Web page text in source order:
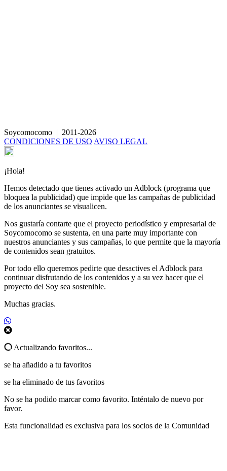
Soycomocomo | 2011-2026
CONDICIONES DE USO AVISO LEGAL
¡Hola!
Hemos detectado que tienes activado un Adblock (programa que
bloquea la publicidad) que impide que las campañas de publicidad
de los anunciantes se visualicen.
Nos gustaría contarte que el proyecto periodístico y empresarial de
Soycomocomo se sustenta, en una parte muy importante con
nuestros anunciantes y sus campañas, lo que permite que la mayoría
de contenidos sean gratuitos.
Por todo ello queremos pedirte que desactives el Adblock para
continuar disfrutando de los contenidos y a su vez hacer que el
proyecto del Soy sea sostenible.
Muchas gracias.
Actualizando favoritos...
se ha añadido a tu favoritos
se ha eliminado de tus favoritos
No se ha podido marcar como favorito. Inténtalo de nuevo por
favor.
Esta funcionalidad es exclusiva para los socios de la Comunidad